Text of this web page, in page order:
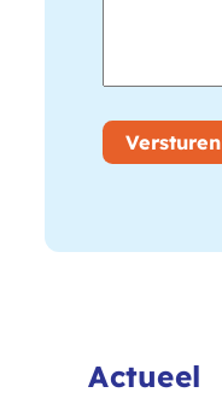
Versturen
Actueel